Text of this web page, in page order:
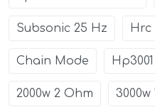
Subsonic 25 Hz Hrc
Chain Mode Hp3001
2000w 2 Ohm 3000w